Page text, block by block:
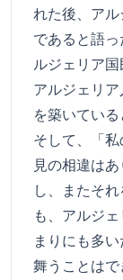
れた後、ア
であると語
ルジェリア国
アルジェリ
を築いている
そして、「
見の相違は
し、またそ
も、アルジ
まりにも多
舞うことはで